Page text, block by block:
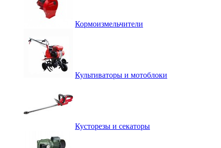
Кормоизмельчители
Культиваторы и мотоблоки
Кусторезы и секаторы